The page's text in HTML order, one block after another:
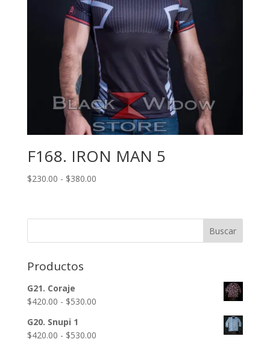
F168. IRON MAN 5
$230.00 - $380.00Rango
desde
Buscar
Productos
G21. Coraje
$420.00 - $530.00Rango
desde
G20. Snupi 1
$420.00 - $530.00Rango